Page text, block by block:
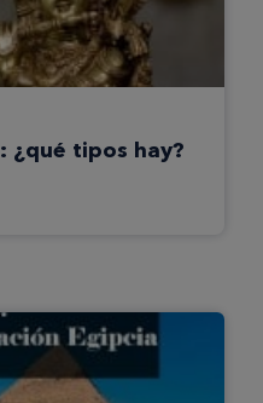
¿qué tipos hay?